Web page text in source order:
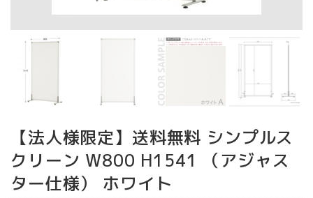
【法人様限定】送料無料 シンプルス
クリーン W800 H1541 （アジャス
ター仕様） ホワイト